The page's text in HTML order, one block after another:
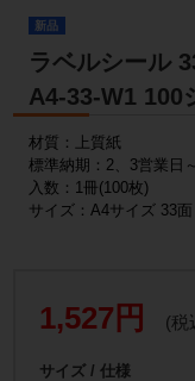
新品
ラベルシール
A4-33-W1 100
材質：上質紙
標準納期：2、3営業日
入数：1冊(100枚)
サイズ：A4サイズ 33面
1,527円 (税
サイズ / 仕様